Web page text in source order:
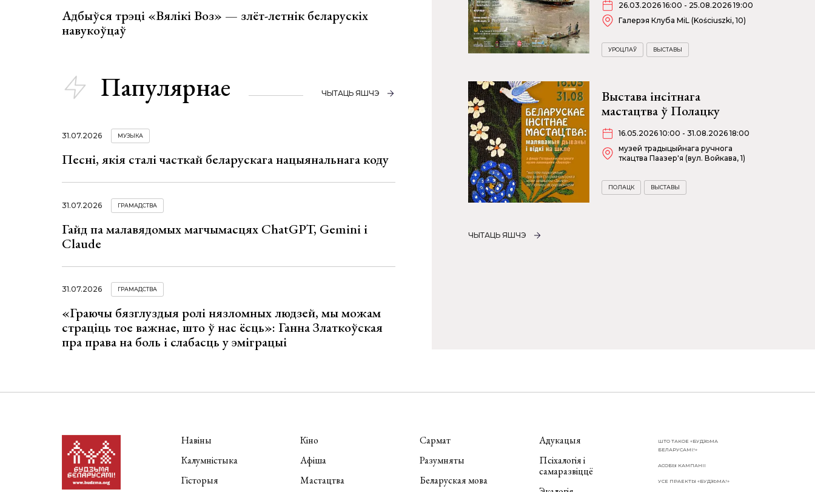
Адбыўся трэці «Вялікі Воз» — злёт-летнік беларускіх
навукоўцаў
Папулярнае ЧЫТАЦЬ ЯШЧЭ
31.07.2026 МУЗЫКА
Песні, якія сталі часткай беларускага нацыянальнага коду
31.07.2026 ГРАМАДСТВА
Гайд па малавядомых магчымасцях ChatGPT, Gemini і
Claude
31.07.2026 ГРАМАДСТВА
«Граючы бязглуздыя ролі нязломных людзей, мы можам
страціць тое важнае, што ў нас ёсць»: Ганна Златкоўская
пра права на боль і слабасць у эміграцыі
26.03.2026 16:00 - 25.08.2026 19:00
Галерэя Клуба MiL (Kościuszki, 10)
УРОЦЛАЎ ВЫСТАВЫ
Выстава інсітнага
мастацтва ў Полацку
16.05.2026 10:00 - 31.08.2026 18:00
музей традыцыйнага ручнога
ткацтва Паазер'я (вул. Войкава, 1)
ПОЛАЦК ВЫСТАВЫ
ЧЫТАЦЬ ЯШЧЭ
Навіны
Калумністыка
Гісторыя
Кіно
Афіша
Мастацтва
Сармат
Разумняты
Беларуская мова
Адукацыя
Псіхалогія і
самаразвіццё
ШТО ТАКОЕ «БУДЗЬМА
БЕЛАРУСАМІ!»
АСОБЫ КАМПАНІІ
УСЕ ПРАЕКТЫ «БУДЗЬМА!»